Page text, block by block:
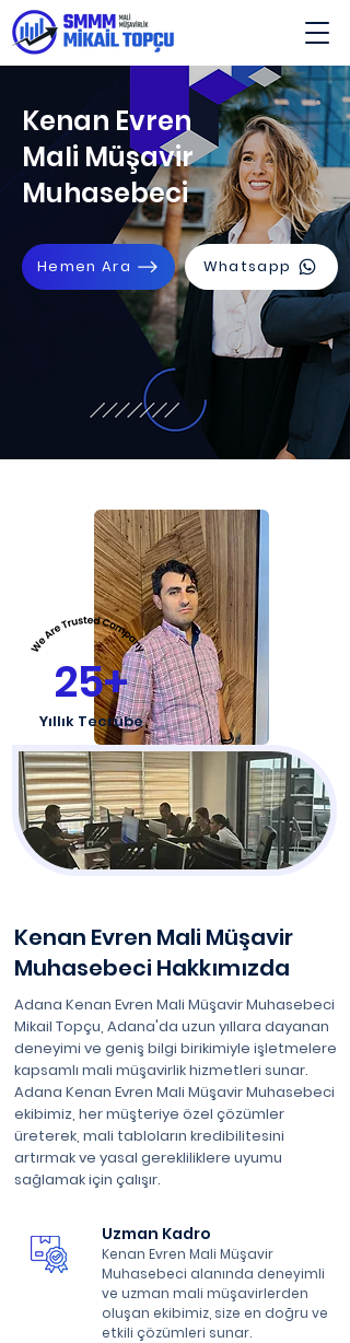
Kenan Evren
Mali Müşavir
Muhasebeci
Hemen Ara Whatsapp
25+
Yıllık Tecrübe
Kenan Evren Mali Müşavir
Muhasebeci Hakkımızda
Adana Kenan Evren Mali Müşavir Muhasebeci
Mikail Topçu, Adana'da uzun yıllara dayanan
deneyimi ve geniş bilgi birikimiyle işletmelere
kapsamlı mali müşavirlik hizmetleri sunar.
Adana Kenan Evren Mali Müşavir Muhasebeci
ekibimiz, her müşteriye özel çözümler
üreterek, mali tabloların kredibilitesini
artırmak ve yasal gerekliliklere uyumu
sağlamak için çalışır.
Uzman Kadro
Kenan Evren Mali Müşavir
Muhasebeci alanında deneyimli
ve uzman mali müşavirlerden
oluşan ekibimiz, size en doğru ve
etkili çözümleri sunar.